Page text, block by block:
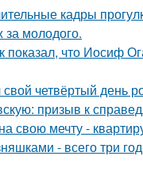
кадры
молодого.
что Иосиф
четвёртый день
призыв к
свою мечту -
- всего три